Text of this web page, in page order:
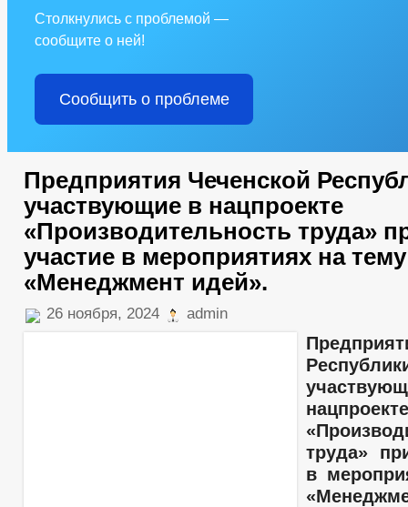
Столкнулись с проблемой —
сообщите о ней!
Сообщить о проблеме
Предприятия Чеченской
участвующие в нацпроекте
«Производительность труда»
участие в мероприятиях на тему
«Менеджмент идей».
26 ноября, 2024 admin
нацпроекте
труда»
в